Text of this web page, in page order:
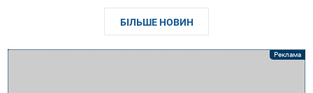
БІЛЬШЕ НОВИН